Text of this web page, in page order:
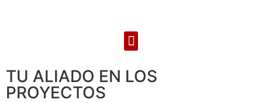
TU ALIADO EN LOS
PROYECTOS